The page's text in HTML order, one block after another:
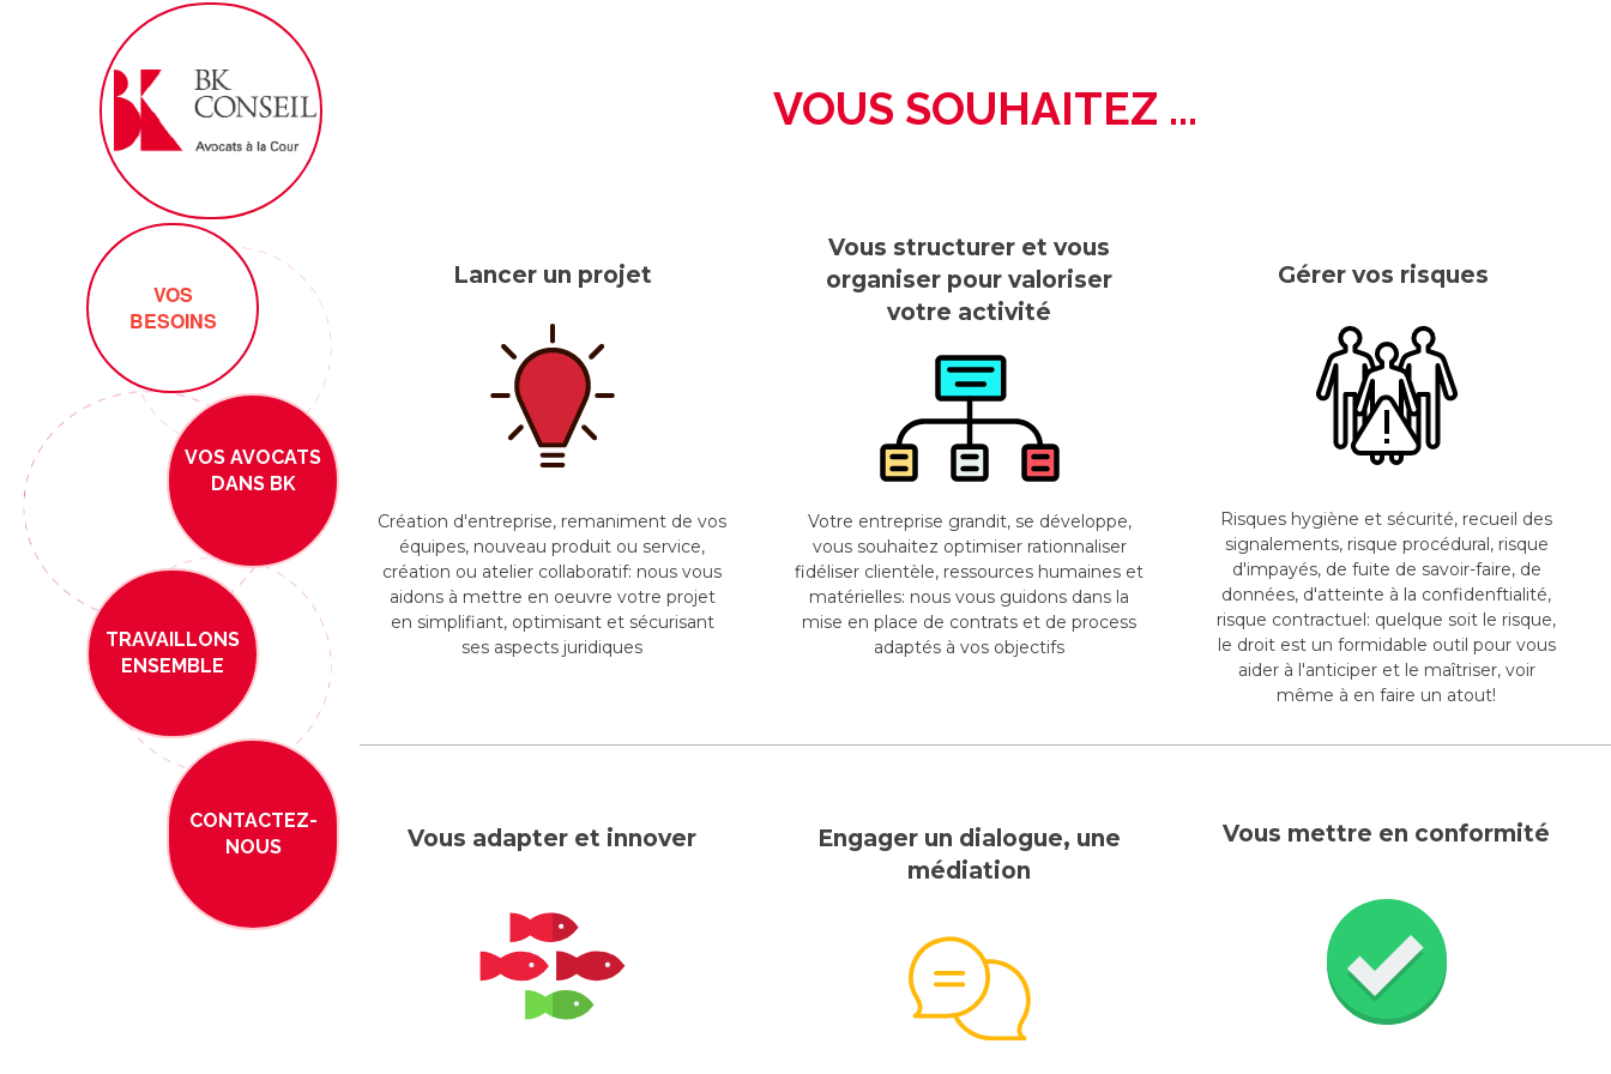
VOUS SOUHAITEZ ...
Lancer un projet
Création d'entreprise, remaniment de vos
équipes, nouveau produit ou service,
création ou atelier collaboratif: nous vous
aidons à mettre en oeuvre votre projet
en simplifiant, optimisant et sécurisant
ses aspects juridiques
Vous structurer et vous
organiser pour valoriser
votre activité
Votre entreprise grandit, se développe,
vous souhaitez optimiser rationnaliser
fidéliser clientèle, ressources humaines et
matérielles: nous vous guidons dans la
mise en place de contrats et de process
adaptés à vos objectifs
Gérer vos risques
Risques hygiène et sécurité, recueil des
signalements, risque procédural, risque
d'impayés, de fuite de savoir-faire, de
données, d'atteinte à la confidenftialité,
risque contractuel: quelque soit le risque,
le droit est un formidable outil pour vous
aider à l'anticiper et le maîtriser, voir
même à en faire un atout!
Vous adapter et innover
Engager un dialogue, une
médiation
Vous mettre en conformité
VOS
BESOINS
VOS AVOCATS
DANS BK
TRAVAILLONS
ENSEMBLE
CONTACTEZ-
NOUS